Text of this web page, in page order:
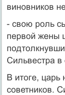
виновников
- свою роль
первой жены
Сильвестра
В итоге,
советников.